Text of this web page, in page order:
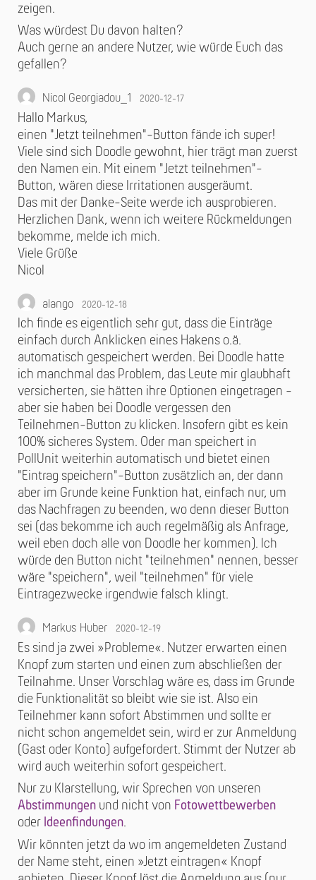
zeigen.
Was würdest Du davon halten?
Auch gerne an andere Nutzer, wie würde Euch das
gefallen?
Nicol Georgiadou_1 2020-12-17
Hallo Markus,
einen "Jetzt teilnehmen"-Button fände ich super!
Viele sind sich Doodle gewohnt, hier trägt man zuerst
den Namen ein. Mit einem "Jetzt teilnehmen"-
Button, wären diese Irritationen ausgeräumt.
Das mit der Danke-Seite werde ich ausprobieren.
Herzlichen Dank, wenn ich weitere Rückmeldungen
bekomme, melde ich mich.
Viele Grüße
Nicol
alango 2020-12-18
Ich finde es eigentlich sehr gut, dass die Einträge
einfach durch Anklicken eines Hakens o.ä.
automatisch gespeichert werden. Bei Doodle hatte
ich manchmal das Problem, das Leute mir glaubhaft
versicherten, sie hätten ihre Optionen eingetragen -
aber sie haben bei Doodle vergessen den
Teilnehmen-Button zu klicken. Insofern gibt es kein
100% sicheres System. Oder man speichert in
PollUnit weiterhin automatisch und bietet einen
"Eintrag speichern"-Button zusätzlich an, der dann
aber im Grunde keine Funktion hat, einfach nur, um
das Nachfragen zu beenden, wo denn dieser Button
sei (das bekomme ich auch regelmäßig als Anfrage,
weil eben doch alle von Doodle her kommen). Ich
würde den Button nicht "teilnehmen" nennen, besser
wäre "speichern", weil "teilnehmen" für viele
Eintragezwecke irgendwie falsch klingt.
Markus Huber 2020-12-19
Es sind ja zwei »Probleme«. Nutzer erwarten einen
Knopf zum starten und einen zum abschließen der
Teilnahme. Unser Vorschlag wäre es, dass im Grunde
die Funktionalität so bleibt wie sie ist. Also ein
Teilnehmer kann sofort Abstimmen und sollte er
nicht schon angemeldet sein, wird er zur Anmeldung
(Gast oder Konto) aufgefordert. Stimmt der Nutzer ab
wird auch weiterhin sofort gespeichert.
Nur zu Klarstellung, wir Sprechen von unseren
Abstimmungen und nicht von Fotowettbewerben
oder Ideenfindungen.
Wir könnten jetzt da wo im angemeldeten Zustand
der Name steht, einen »Jetzt eintragen« Knopf